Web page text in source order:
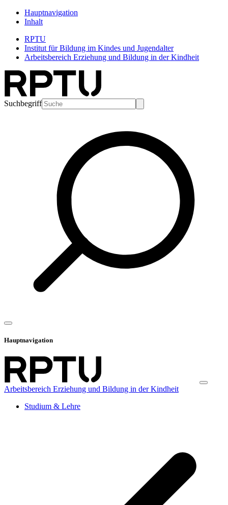
Hauptnavigation
Inhalt
RPTU
Institut für Bildung im Kindes und Jugendalter
Arbeitsbereich Erziehung und Bildung in der Kindheit
Suchbegriff
Hauptnavigation
Arbeitsbereich Erziehung und Bildung in der Kindheit
Studium & Lehre